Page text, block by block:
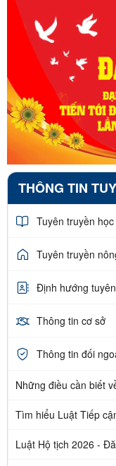
THÔNG TIN
Tuyên truyền
Tuyên truyền
Định hướng
Thông tin cơ sở
Thông tin đối
Những điều cần biết
Tìm hiểu Luật Tiếp
Luật Hộ tịch 2026 -